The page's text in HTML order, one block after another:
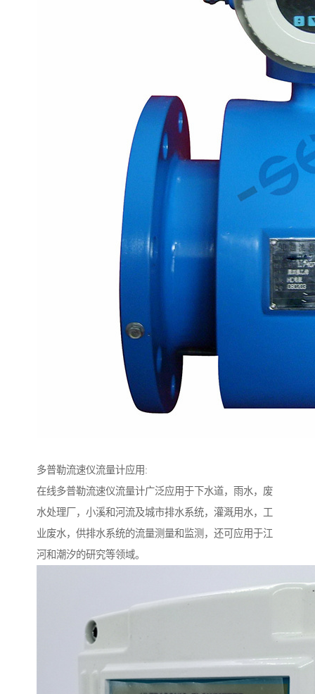
多普勒流速仪流量计应用:
在线多普勒流速仪流量计广泛应用于下水道，雨水，废
水处理厂，小溪和河流及城市排水系统，灌溉用水，工
业废水，供排水系统的流量测量和监测，还可应用于江
河和潮汐的研究等领域。